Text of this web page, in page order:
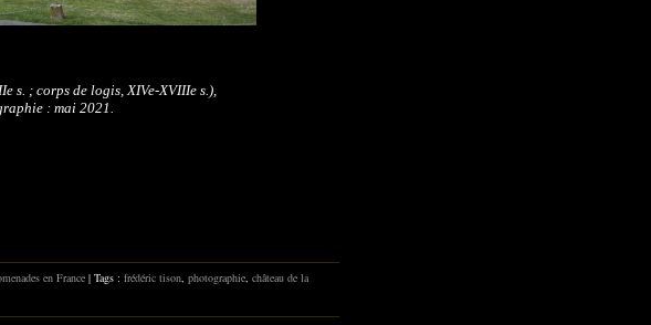
s. ; corps de logis, XIVe-XVIIIe s.),
: mai 2021.
en France | Tags : frédéric tison photographie château de la